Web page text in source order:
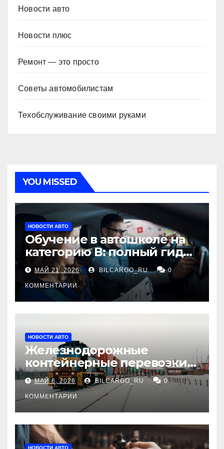
Новости авто
Новости плюс
Ремонт — это просто
Советы автомобилистам
Техобслуживание своими руками
YOU MISSED
НОВОСТИ АВТО
Обучение в автошколе на
категорию В: полный гид
для будущих водителей
МАЙ 21, 2026 BILCARGO_RU 0
КОММЕНТАРИИ
НОВОСТИ АВТО
Железнодорожные
контейнерные перевозки
из Китая в Россию:
маршруты, сроки и
требования
МАЙ 6, 2026 BILCARGO_RU 0
КОММЕНТАРИИ
НОВОСТИ АВТО